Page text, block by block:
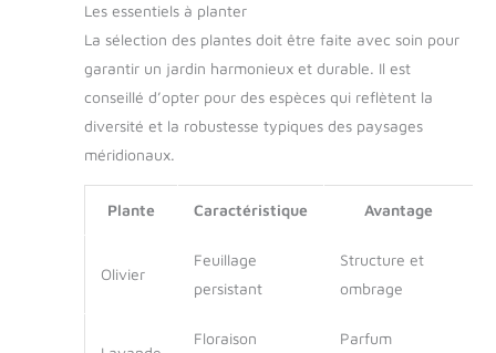
Les essentiels à planter
La sélection des plantes doit être faite avec soin pour
garantir un jardin harmonieux et durable. Il est
conseillé d’opter pour des espèces qui reflètent la
diversité et la robustesse typiques des paysages
méridionaux.
Plante Caractéristique Avantage
Olivier
Feuillage
persistant
Structure et
ombrage
Floraison Parfum